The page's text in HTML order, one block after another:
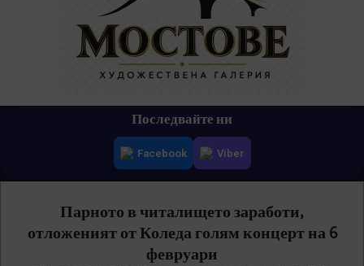
Последвайте ни
Facebook Viber
Парното в читалището заработи,
отложеният от Коледа голям концерт на 6
февруари